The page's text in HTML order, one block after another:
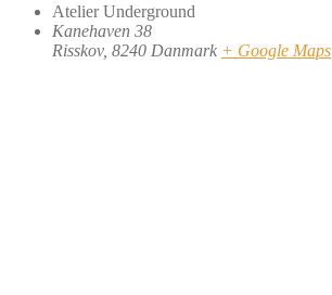
Atelier Underground
Kanehaven 38
Risskov, 8240 Danmark + Google Maps